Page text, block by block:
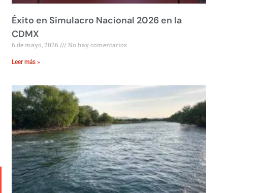
Éxito en Simulacro Nacional 2026 en la
CDMX
6 de mayo, 2026 No hay comentarios
Leer más »